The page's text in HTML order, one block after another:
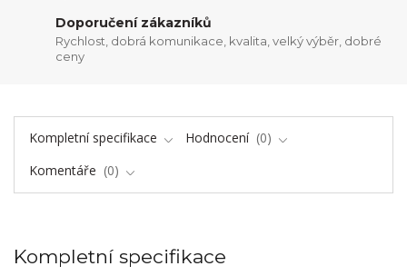
Doporučení zákazníků
Rychlost, dobrá komunikace, kvalita, velký výběr, dobré
ceny
Kompletní specifikace Hodnocení
0
Komentáře
0
Kompletní specifikace